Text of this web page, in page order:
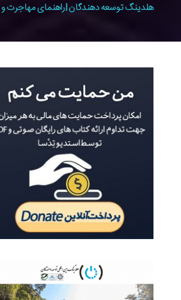
هلدینگ توسعه دهندگان | راهنمای مهاجرت